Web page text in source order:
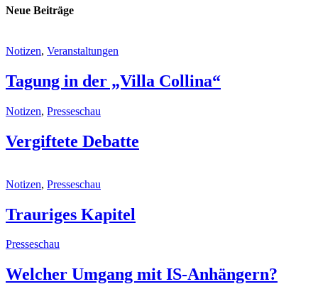
Neue Beiträge
Notizen, Veranstaltungen
Tagung in der „Villa Collina“
Notizen, Presseschau
Vergiftete Debatte
Notizen, Presseschau
Trauriges Kapitel
Presseschau
Welcher Umgang mit IS-Anhängern?